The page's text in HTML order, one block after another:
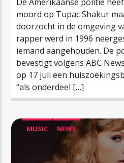
moord op Tupac Shakur
doorzocht in de omgeving
rapper werd in 1996
iemand aangehouden. De
bevestigt volgens ABC
op 17 juli een
“als onderdeel […]
MUSIC NEWS